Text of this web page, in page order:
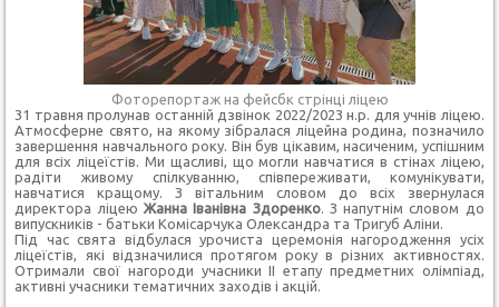
Фоторепортаж на фейсбк стрінці ліцею
31 травня пролунав останній дзвінок 2022/2023 н.р. для учнів ліцею.
Атмосферне свято, на якому зібралася ліцейна родина, позначило
завершення навчального року. Він був цікавим, насиченим, успішним
для всіх ліцеїстів. Ми щасливі, що могли навчатися в стінах ліцею,
радіти живому спілкуванню, співпереживати, комунікувати,
навчатися кращому. З вітальним словом до всіх звернулася
директора ліцею Жанна Іванівна Здоренко. З напутнім словом до
випускників - батьки Комісарчука Олександра та Тригуб Аліни.
Під час свята відбулася урочиста церемонія нагородження усіх
ліцеїстів, які відзначилися протягом року в різних активностях.
Отримали свої нагороди учасники ІІ етапу предметних олімпіад,
активні учасники тематичних заходів і акцій.